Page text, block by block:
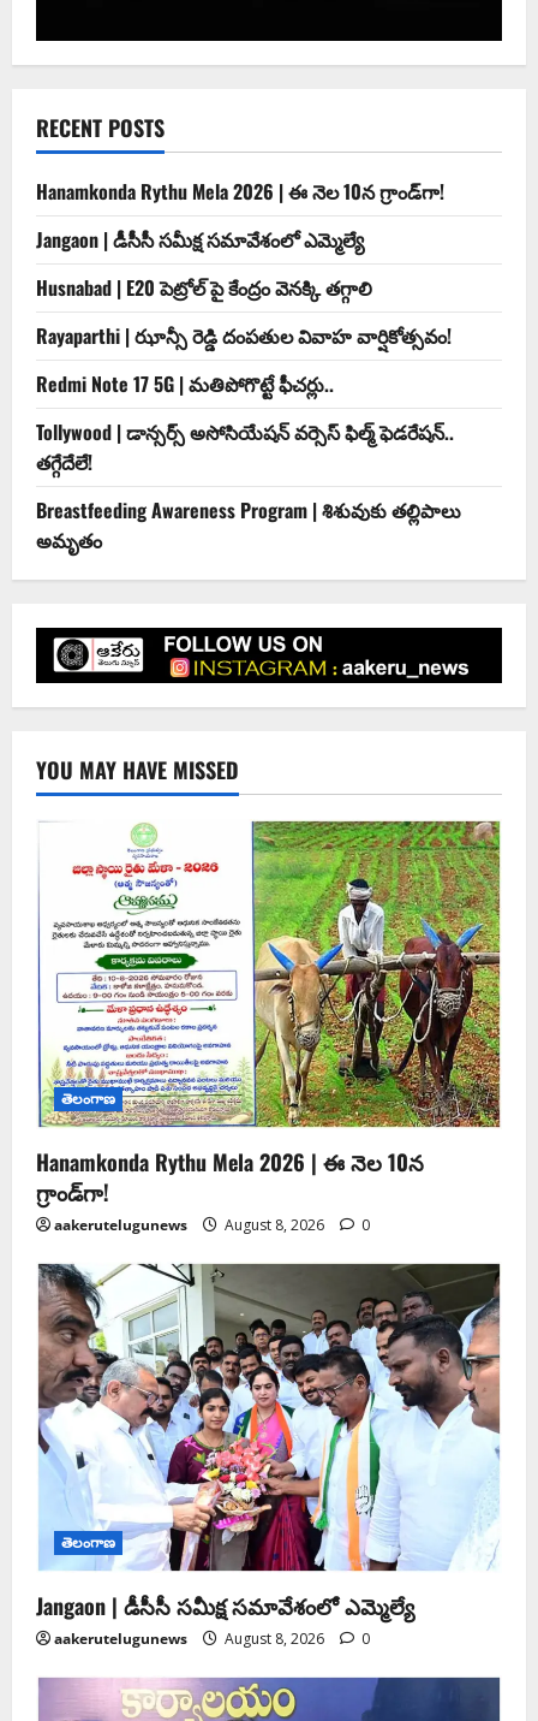
RECENT POSTS
Hanamkonda Rythu Mela 2026 | ఈ నెల 10న గ్రాండ్‌గా!
Jangaon | డీసీసీ సమీక్ష సమావేశంలో ఎమ్మెల్యే
Husnabad | E20 పెట్రోల్ పై కేంద్రం వెనక్కి తగ్గాలి
Rayaparthi | ఝాన్సీ రెడ్డి దంపతుల వివాహ వార్షికోత్సవం!
Redmi Note 17 5G | మతిపోగొట్టే ఫీచర్లు..
Tollywood | డాన్సర్స్ అసోసియేషన్ వర్సెస్ ఫిల్మ్ ఫెడరేషన్..
తగ్గేదేలే!
Breastfeeding Awareness Program | శిశువుకు తల్లిపాలు
అమృతం
YOU MAY HAVE MISSED
తెలంగాణ
Hanamkonda Rythu Mela 2026 | ఈ నెల 10న
గ్రాండ్‌గా!
aakerutelugunews August 8, 2026 0
తెలంగాణ
Jangaon | డీసీసీ సమీక్ష సమావేశంలో ఎమ్మెల్యే
aakerutelugunews August 8, 2026 0